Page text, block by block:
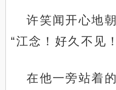
许笑闻开心地
“江念！好久不见
在他一旁站着